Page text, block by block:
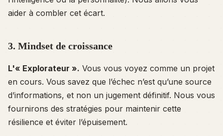
aider à combler cet écart.
3. Mindset de croissance
L'« Explorateur ». Vous vous voyez comme un projet
en cours. Vous savez que l’échec n’est qu’une source
d’informations, et non un jugement définitif. Nous vous
fournirons des stratégies pour maintenir cette
résilience et éviter l’épuisement.